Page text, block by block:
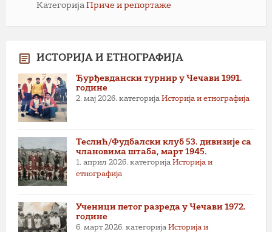
Категорија Приче и репортаже
ИСТОРИЈА И ЕТНОГРАФИЈА
Ђурђевдански турнир у Чечави 1991.
године
2. мај 2026. категорија Историја и етнографија
Теслић/Фудбалски клуб 53. дивизије са
члановима штаба, март 1945.
1. април 2026. категорија Историја и
етнографија
Ученици петог разреда у Чечави 1972.
године
6. март 2026. категорија Историја и